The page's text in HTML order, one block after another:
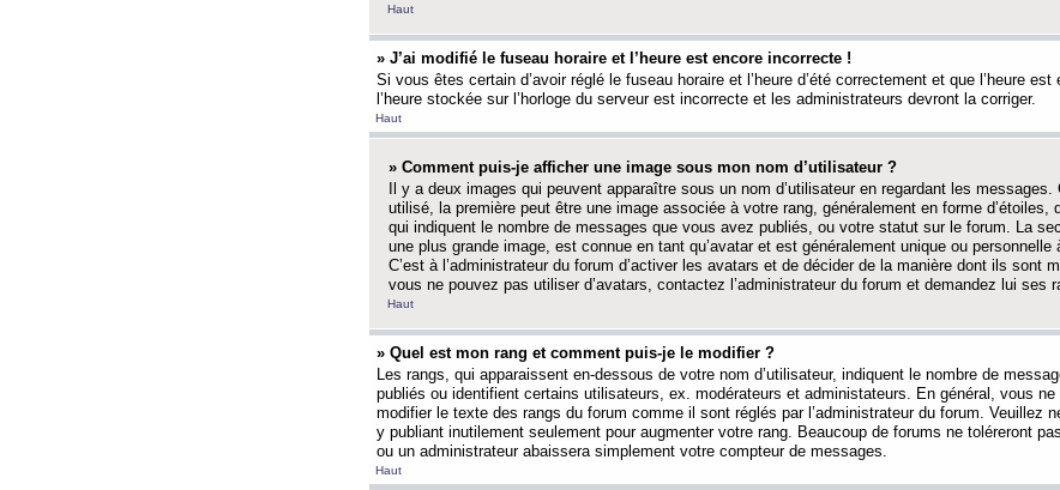
Haut
» J’ai modifié le fuseau horaire et l’heure est encore incorrecte !
Si vous êtes certain d’avoir réglé le fuseau horaire et l’heure d’été correctement et que l’heure est
l’heure stockée sur l’horloge du serveur est incorrecte et les administrateurs devront la corriger.
Haut
» Comment puis-je afficher une image sous mon nom d’utilisateur ?
Il y a deux images qui peuvent apparaître sous un nom d’utilisateur en regardant les
utilisé, la première peut être une image associée à votre rang, généralement en forme d’étoiles,
qui indiquent le nombre de messages que vous avez publiés, ou votre statut sur le forum. La
une plus grande image, est connue en tant qu’avatar et est généralement unique ou personnelle
C’est à l’administrateur du forum d’activer les avatars et de décider de la manière dont ils sont
vous ne pouvez pas utiliser d’avatars, contactez l’administrateur du forum et demandez lui ses
Haut
» Quel est mon rang et comment puis-je le modifier ?
Les rangs, qui apparaissent en-dessous de votre nom d’utilisateur, indiquent le nombre de
publiés ou identifient certains utilisateurs, ex. modérateurs et administateurs. En général, vous
modifier le texte des rangs du forum comme il sont réglés par l’administrateur du forum. Veuillez
y publiant inutilement seulement pour augmenter votre rang. Beaucoup de forums ne toléreront
ou un administrateur abaissera simplement votre compteur de messages.
Haut